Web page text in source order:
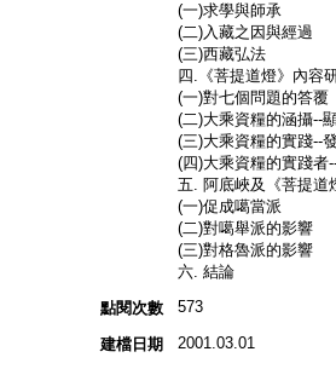
(一)求學與師承
(二)入藏之因與經過
(三)西藏弘法
四.《菩提道燈》內容
(一)對七個問題的答覆
(二)大乘資糧的涵攝--
(三)大乘資糧的實踐--
(四)大乘資糧的實踐者
五. 阿底峽及《菩提道
(一)促成噶當派
(二)對噶舉派的影響
(三)對格魯派的影響
六. 結論
點閱次數
573
建檔日期 2001.03.01